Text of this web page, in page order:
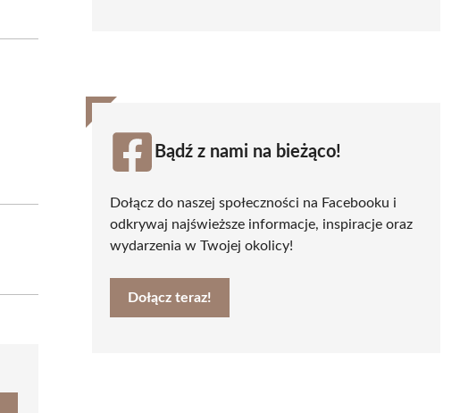
Bądź z nami na bieżąco!
Dołącz do naszej społeczności na Facebooku i
odkrywaj najświeższe informacje, inspiracje oraz
wydarzenia w Twojej okolicy!
Dołącz teraz!